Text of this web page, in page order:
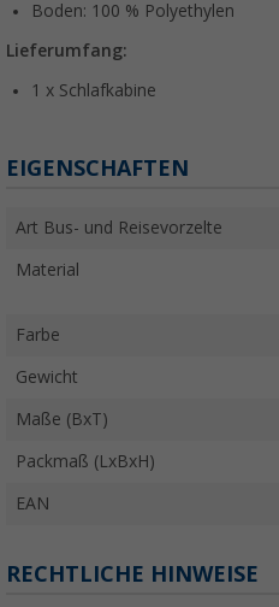
Boden: 100 % Polyethylen
Lieferumfang:
1 x Schlafkabine
EIGENSCHAFTEN
Art Bus- und Reisevorzelte
Material
Farbe
Gewicht
Maße (BxT)
Packmaß (LxBxH)
EAN
RECHTLICHE HINWEISE